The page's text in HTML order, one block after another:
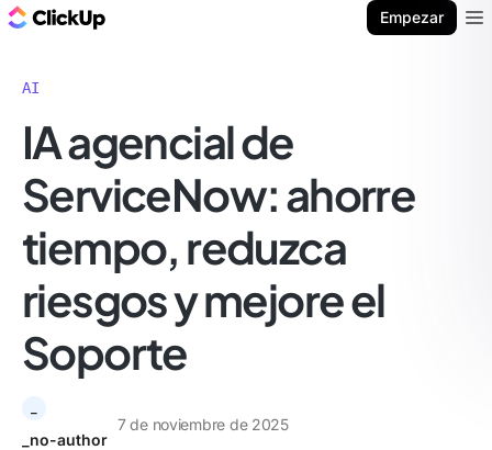
Empezar
AI
IA agencial de
ServiceNow: ahorre
tiempo, reduzca
riesgos y mejore el
Soporte
_no-author
7 de noviembre de 2025